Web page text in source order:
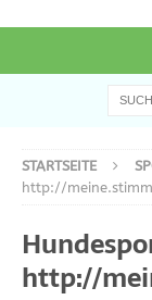
STARTSEITE
http://
http://